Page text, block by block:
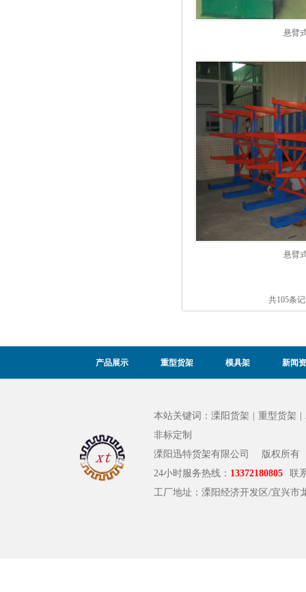
悬臂
悬臂
共105条
产品展示 重型货架 模具架 新闻
本站关键词： 溧阳货架 重型货架
非标定制
溧阳迅特货架有限公司
版权所有
24小时服务热线： 13372180805
联
工厂地址：溧阳经济开发区/宜兴